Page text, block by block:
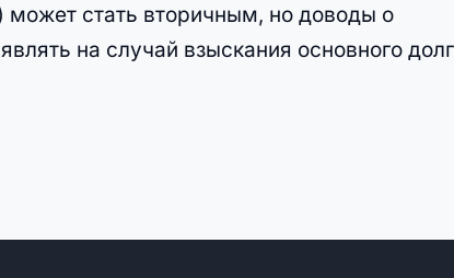
стать вторичным, но доводы о
на случай взыскания основного